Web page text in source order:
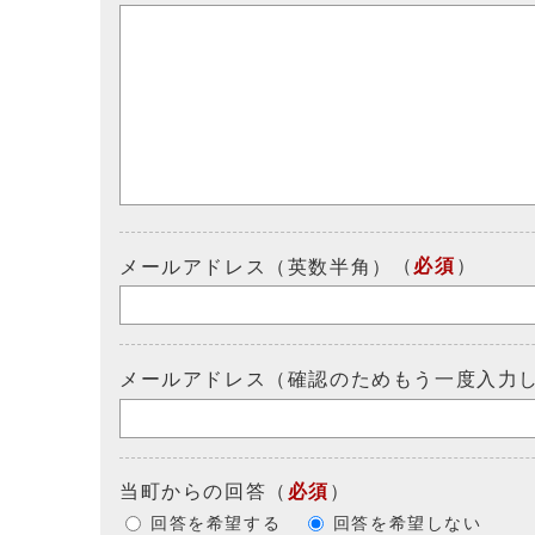
メールアドレス（英数半角） （ 必須 ）
メールアドレス（確認のためもう一度入力
当町からの回答 （ 必須 ）
回答を希望する 回答を希望しない